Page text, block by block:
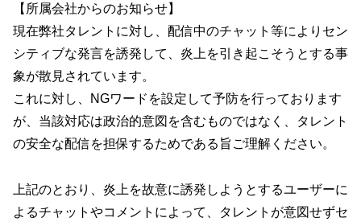
【所属会社からのお知らせ】
現在弊社タレントに対し、配信中のチャット等によりセン
シティブな発言を誘発して、炎上を引き起こそうとする事
象が散見されています。
これに対し、NGワードを設定して予防を行っております
が、当該対応は政治的意図を含むものではなく、タレント
の安全な配信を担保するためである旨ご理解ください。
上記のとおり、炎上を故意に誘発しようとするユーザーに
よるチャットやコメントによって、タレントが意図せずセ